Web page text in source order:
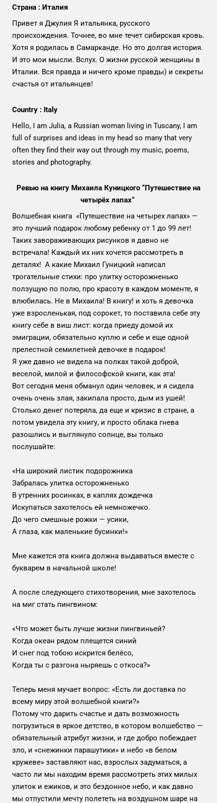
Страна : Италия
Привет я Джулия Я итальянка, русского
происхождения. Точнее, во мне течет сибирская кровь.
Хотя я родилась в Самарканде. Но это долгая история.
И это мои мысли. Вслух. О жизни русской женщины в
Италии. Вся правда и ничего кроме правды) и секреты
счастья от итальянцев!
Country : Italy
Hello, I am Julia, a Russian woman living in Tuscany, I am
full of surprises and ideas in my head so many that very
often they find their way out through my music, poems,
stories and photography.
Ревью на книгу Михаила Куницкого “Путешествие на
четырёх лапах“
Волшебная книга «Путешествие на четырех лапах» —
это лучший подарок любому ребенку от 1 до 99 лет!
Таких завораживающих рисунков я давно не
встречала! Каждый их них хочется рассмотреть в
деталях! А какие Михаил Гуницкий написал
трогательные стихи: про улитку осторожненько
ползущую по полю, про красоту в каждом моменте, я
влюбилась. Не в Михаила! В книгу! и хоть я девочка
уже взросленькая, под сорокет, то поставила себе эту
книгу себе в виш лист: когда приеду домой их
эмиграции, обязательно куплю и себе и еще одной
прелестной семилетней девочке в подарок!
Я уже давно не видела на полках такой доброй,
веселой, милой и философской книги, как эта!
Вот сегодня меня обманул один человек, и я сидела
очень очень злая, закипала просто, дым из ушей!
Столько денег потеряла, да еще и кризис в стране, а
потом увидела эту книгу, и просто облака гнева
разошлись и выглянуло солнце, вы только
послушайте:
«На широкий листик подорожника
Забралась улитка осторожненько
В утренних росинках, в каплях дождечка
Искупаться захотелось ей немножечко.
До чего смешные рожки — усики,
А глаза, как маленькие бусинки!»
Мне кажется эта книга должна выдаваться вместе с
букварем в начальной школе!
А после следующего стихотворения, мне захотелось
на миг стать пингвином:
«Что может быть лучше жизни пингвиньей?
Когда океан рядом плещется синий
И снег под тобою искрится белёсо,
Когда ты с разгона ныряешь с откоса?»
Теперь меня мучает вопрос: «Есть ли доставка по
всему миру этой волшебной книги?»
Потому что дарить счастье и дать возможность
погрузиться в яркое детство, в котором волшебство —
обязательный атрибут жизни, и где добро побеждает
зло, и «снежинки парашутики» и небо «в белом
кружеве» заставляют нас, взрослых задуматься, а
часто ли мы находим время рассмотреть этих милых
улиток и ежиков, и это бездонное небо, и как давно
мы отпустили мечту полететь на воздушном шаре на